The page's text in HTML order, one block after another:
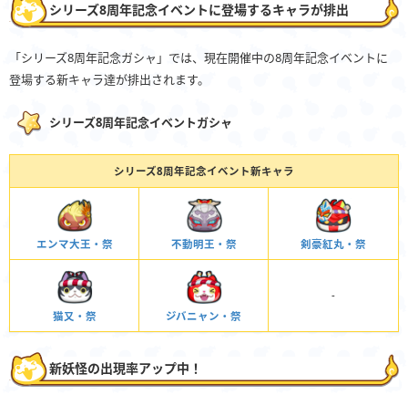
シリーズ8周年記念イベントに登場するキャラが排出
「シリーズ8周年記念ガシャ」では、現在開催中の8周年記念イベントに
登場する新キャラ達が排出されます。
シリーズ8周年記念イベントガシャ
シリーズ8周年記念イベント新キャラ
エンマ大王・祭 不動明王・祭 剣豪紅丸・祭
猫又・祭 ジバニャン・祭
-
新妖怪の出現率アップ中！